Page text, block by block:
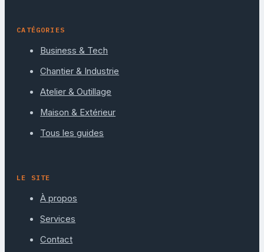
CATÉGORIES
Business & Tech
Chantier & Industrie
Atelier & Outillage
Maison & Extérieur
Tous les guides
LE SITE
À propos
Services
Contact